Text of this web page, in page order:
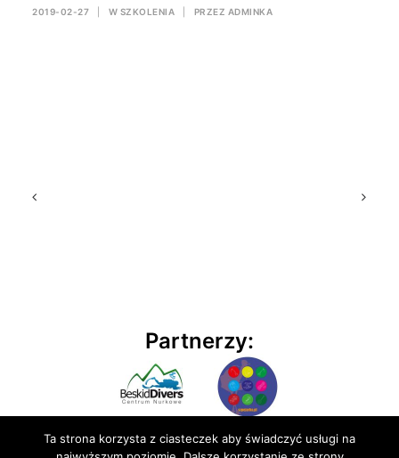
2019-02-27 W SZKOLENIA PRZEZ ADMINKA
Partnerzy:
Ta strona korzysta z ciasteczek aby świadczyć usługi na